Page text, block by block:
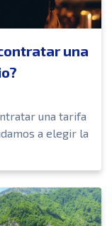
una
una tarifa
a elegir la